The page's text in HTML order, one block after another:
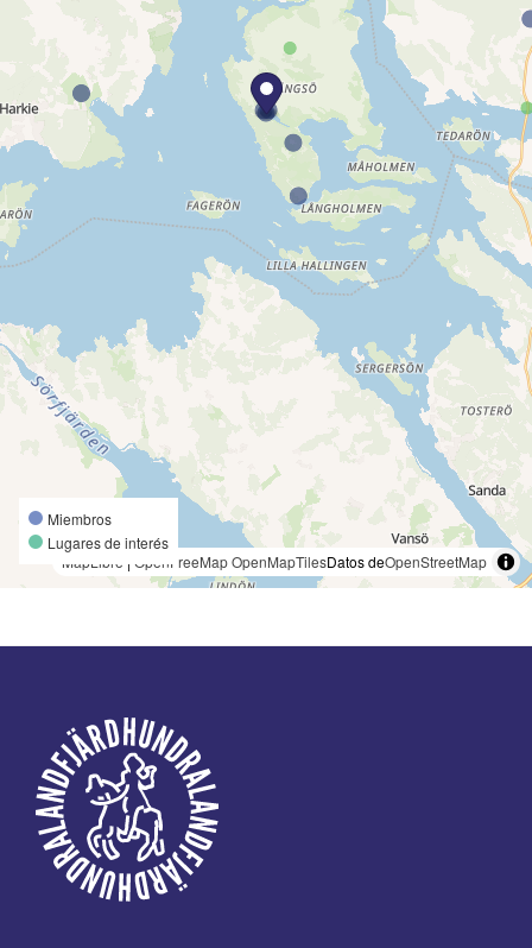
Miembros
Lugares de interés
MapLibre | OpenFreeMapOpenMapTilesDatos deOpenStreetMap
página